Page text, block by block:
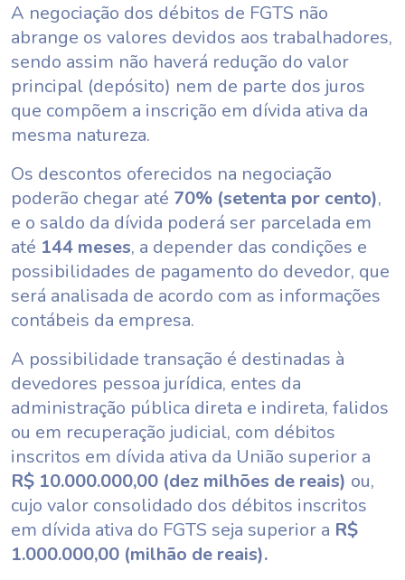
A negociação dos débitos de FGTS não
abrange os valores devidos aos trabalhadores,
sendo assim não haverá redução do valor
principal (depósito) nem de parte dos juros
que compõem a inscrição em dívida ativa da
mesma natureza.
Os descontos oferecidos na negociação
poderão chegar até 70% (setenta por cento),
e o saldo da dívida poderá ser parcelada em
até 144 meses, a depender das condições e
possibilidades de pagamento do devedor, que
será analisada de acordo com as informações
contábeis da empresa.
A possibilidade transação é destinadas à
devedores pessoa jurídica, entes da
administração pública direta e indireta, falidos
ou em recuperação judicial, com débitos
inscritos em dívida ativa da União superior a
R$ 10.000.000,00 (dez milhões de reais) ou,
cujo valor consolidado dos débitos inscritos
em dívida ativa do FGTS seja superior a R$
1.000.000,00 (milhão de reais).